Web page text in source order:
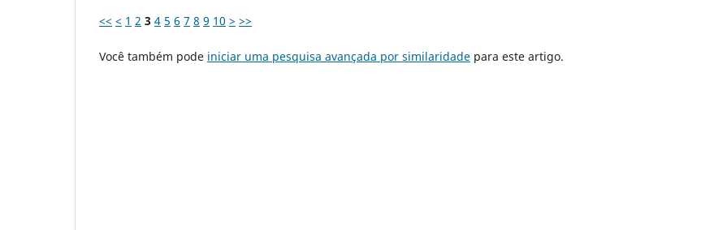
<< < 1 2 3 4 5 6 7 8 9 10 > >>
Você também pode iniciar uma pesquisa avançada por similaridade para este artigo.